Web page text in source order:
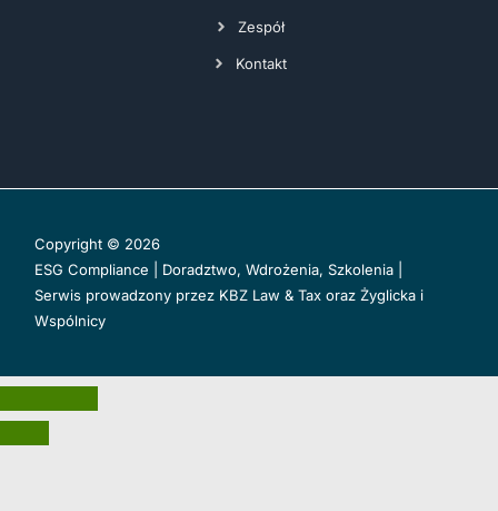
Zespół
Kontakt
Copyright © 2026
ESG Compliance | Doradztwo, Wdrożenia, Szkolenia |
Serwis prowadzony przez KBZ Law & Tax oraz Żyglicka i
Wspólnicy